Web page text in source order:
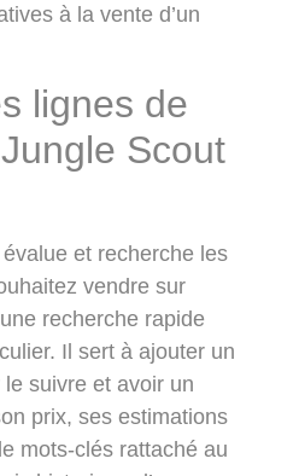
à la vente d’un
lignes de
Scout
et recherche les
vendre sur
recherche rapide
Il sert à ajouter un
suivre et avoir un
prix, ses estimations
mots-clés rattaché au